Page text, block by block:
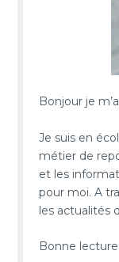
Bonjour je
Je suis en
métier de
et les
pour moi. A
les actualités
Bonne lecture